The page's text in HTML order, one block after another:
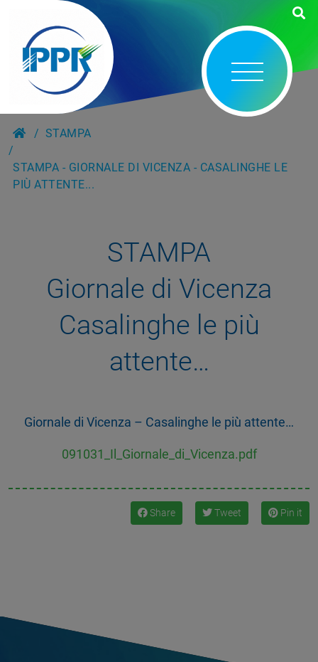
STAMPA
STAMPA - GIORNALE DI VICENZA - CASALINGHE LE
PIÙ ATTENTE...
STAMPA
Giornale di Vicenza
Casalinghe le più
attente…
Giornale di Vicenza – Casalinghe le più attente…
091031_Il_Giornale_di_Vicenza.pdf
Share Tweet Pin it